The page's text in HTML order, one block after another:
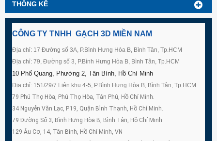
THỐNG KÊ
CÔNG TY TNHH GẠCH 3D MIỀN NAM
Địa chỉ: 17 Đường số 3A, P.Bình Hưng Hòa B, Bình Tân, Tp.HCM
Địa chỉ: 79, Đường số 3, P.Bình Hưng Hòa B, Bình Tân, Tp.HCM
10 Phổ Quang, Phường 2, Tân Bình, Hồ Chí Minh
Địa chỉ: 151/29/7 Liên khu 4-5, P.Bình Hưng Hòa B, Bình Tân, Tp.HCM
79 Phú Thọ Hòa, Phú Thọ Hòa, Tân Phú, Hồ Chí Minh.
34 Nguyễn Văn Lạc, P.19, Quận Bình Thạnh, Hồ Chí Minh.
79 Đường Số 3, Bình Hưng Hòa B, Bình Tân, Hồ Chí Minh
129 Âu Cơ, 14, Tân Bình, Hồ Chí Minh, VN